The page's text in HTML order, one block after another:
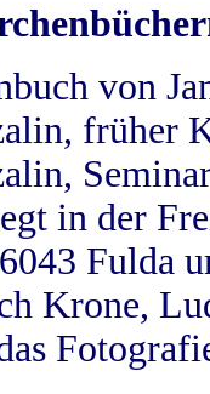
von
früher
in der
Fulda
Krone,